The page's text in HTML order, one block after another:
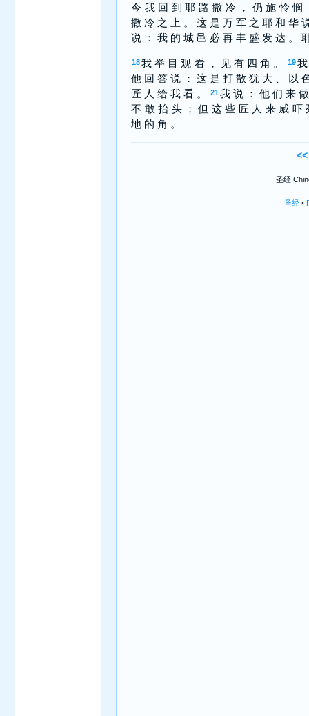
今 我 回 到 耶 路 撒 冷 ， 仍 施 怜 悯
撒 冷 之 上 。 这 是 万 军 之 耶 和 华
说 ： 我 的 城 邑 必 再 丰 盛 发 达 。
18我 举 目 观 看 ， 见 有 四 角 。 19
他 回 答 说 ： 这 是 打 散 犹 大 、 以
匠 人 给 我 看 。
21我 说 ： 他 们 来
不 敢 抬 头 ； 但 这 些 匠 人 来 威 吓
地 的 角 。
<<
圣经
圣经 •